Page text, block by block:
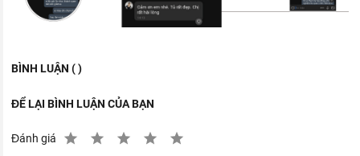
BÌNH LUẬN ( )
ĐỂ LẠI BÌNH LUẬN CỦA BẠN
Đánh giá